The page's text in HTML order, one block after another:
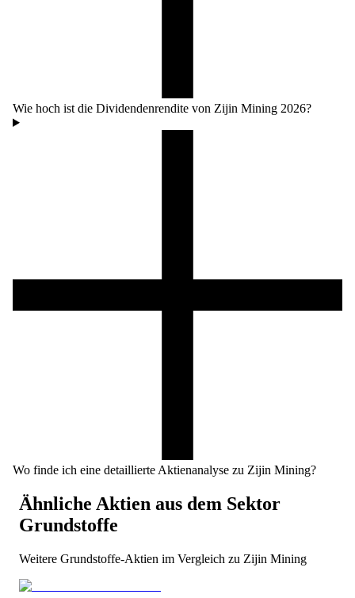
Wie hoch ist die Dividendenrendite von Zijin Mining 2026?
Wo finde ich eine detaillierte Aktienanalyse zu Zijin Mining?
Ähnliche Aktien aus dem Sektor
Grundstoffe
Weitere Grundstoffe-Aktien im Vergleich zu Zijin Mining